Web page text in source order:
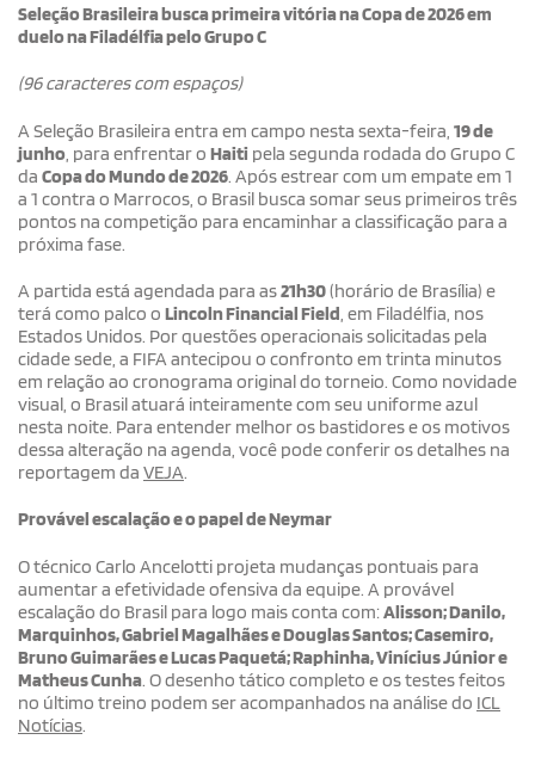
Seleção Brasileira busca primeira vitória na Copa de 2026 em
duelo na Filadélfia pelo Grupo C
(96 caracteres com espaços)
A Seleção Brasileira entra em campo nesta sexta-feira, 19 de
junho, para enfrentar o Haiti pela segunda rodada do Grupo C
da Copa do Mundo de 2026. Após estrear com um empate em 1
a 1 contra o Marrocos, o Brasil busca somar seus primeiros três
pontos na competição para encaminhar a classificação para a
próxima fase.
A partida está agendada para as21h30(horário de Brasília) e
terá como palco o Lincoln Financial Field, em Filadélfia, nos
Estados Unidos. Por questões operacionais solicitadas pela
cidade sede, a FIFA antecipou o confronto em trinta minutos
em relação ao cronograma original do torneio. Como novidade
visual, o Brasil atuará inteiramente com seu uniforme azul
nesta noite. Para entender melhor os bastidores e os motivos
dessa alteração na agenda, você pode conferir os detalhes na
reportagem da VEJA.
Provável escalação e o papel de Neymar
O técnico Carlo Ancelotti projeta mudanças pontuais para
aumentar a efetividade ofensiva da equipe. A provável
escalação do Brasil para logo mais conta com:Alisson; Danilo,
Marquinhos, Gabriel Magalhães e Douglas Santos; Casemiro,
Bruno Guimarães e Lucas Paquetá; Raphinha, Vinícius Júnior e
Matheus Cunha. O desenho tático completo e os testes feitos
no último treino podem ser acompanhados na análise do ICL
Notícias.